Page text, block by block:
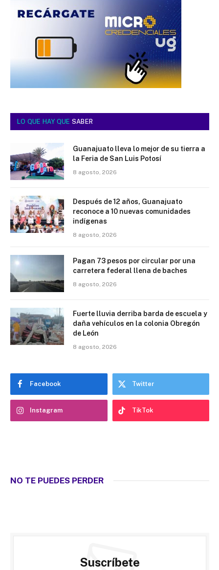
LO QUE HAY QUE SABER
Guanajuato lleva lo mejor de su tierra a
la Feria de San Luis Potosí
8 agosto, 2026
Después de 12 años, Guanajuato
reconoce a 10 nuevas comunidades
indígenas
8 agosto, 2026
Pagan 73 pesos por circular por una
carretera federal llena de baches
8 agosto, 2026
Fuerte lluvia derriba barda de escuela y
daña vehículos en la colonia Obregón
de León
8 agosto, 2026
Facebook Twitter
Instagram TikTok
NO TE PUEDES PERDER
Suscríbete